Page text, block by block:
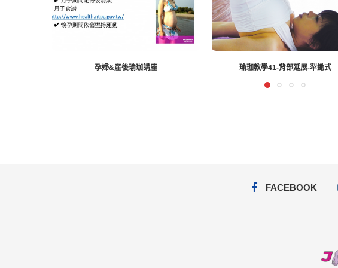
孕婦&產後瑜珈講座 瑜珈教學41-背部延展-犁鋤式
FACEBOOK